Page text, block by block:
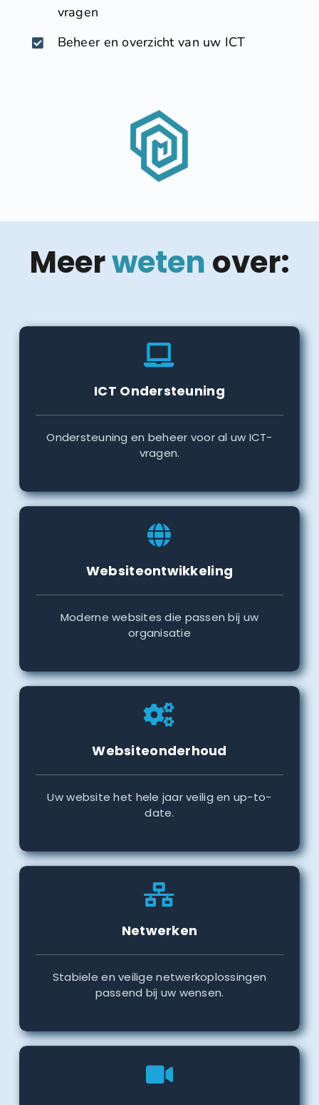
vragen
Beheer en overzicht van uw ICT
Meerweten over:
ICT Ondersteuning
Ondersteuning en beheer voor al uw ICT-
vragen.
Websiteontwikkeling
Moderne websites die passen bij uw
organisatie
Websiteonderhoud
Uw website het hele jaar veilig en up-to-
date.
Netwerken
Stabiele en veilige netwerkoplossingen
passend bij uw wensen.